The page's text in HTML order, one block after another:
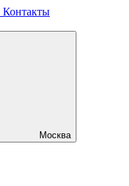
Контакты
Москва